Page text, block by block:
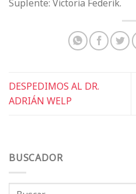
BUSCADOR
DESPEDIMOS AL DR.
ADRIÁN WELP